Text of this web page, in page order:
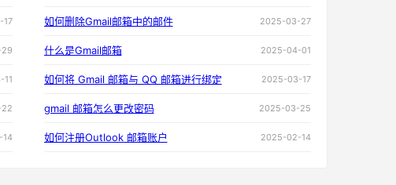
如何删除Gmail邮箱中的邮件 2025-03-27
什么是Gmail邮箱 2025-04-01
如何将 Gmail 邮箱与 QQ 邮箱进行绑定 2025-03-17
gmail 邮箱怎么更改密码 2025-03-25
如何注册Outlook 邮箱账户 2025-02-14